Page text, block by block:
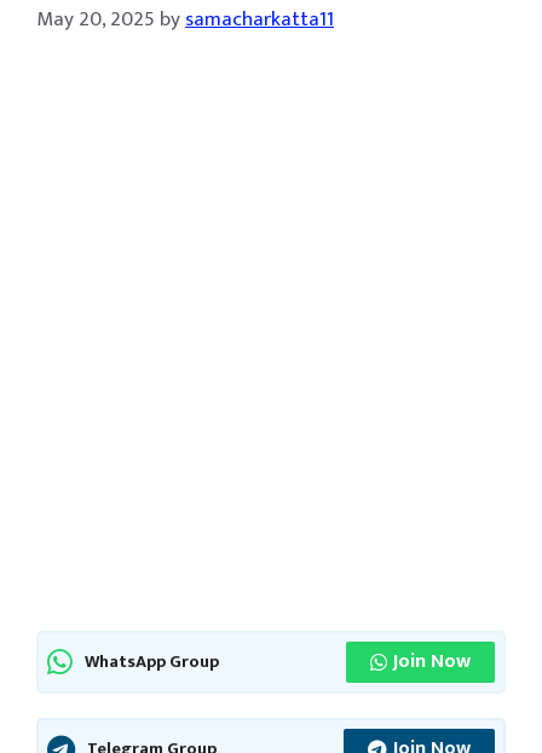
May 20, 2025 bysamacharkatta11
WhatsApp Group Join Now